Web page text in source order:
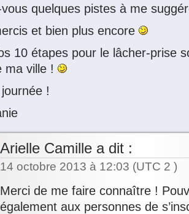
quelques pistes à me
et bien plus encore
10 étapes pour le lâcher-prise
ma ville !
!
Arielle Camille a dit :
14 octobre 2013 à 12:03 (UTC 2 )
Merci de me faire connaître !
également aux personnes de